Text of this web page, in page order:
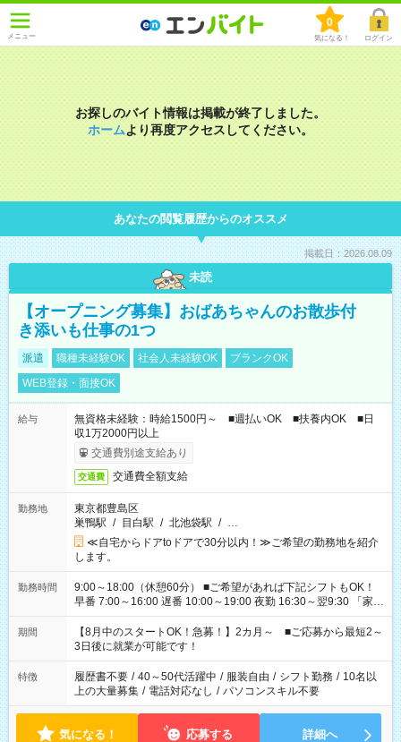
メニュー
0
気になる！ ログイン
お探しのバイト情報は掲載が終了しました。
ホームより再度アクセスしてください。
あなたの閲覧履歴からのオススメ
掲載日：2026.08.09
未読
【オープニング募集】おばあちゃんのお散歩付
き添いも仕事の1つ
派遣 職種未経験OK 社会人未経験OK
ブランクOK
WEB登録・面接OK
給与
無資格未経験：時給1500円～ ■週払いOK ■扶養内OK ■日
収1万2000円以上
交通費別途支給あり
交通費 交通費全額支給
勤務地
東京都豊島区
巣鴨駅 / 目白駅 / 北池袋駅 / …
≪自宅からドアtoドアで30分以内！≫ご希望の勤務地を紹介
します。
勤務時間
9:00～18:00（休憩60分） ■ご希望があれば下記シフトもOK！
早番 7:00～16:00 遅番 10:00～19:00 夜勤 16:30～翌9:30 「家族
と休みを合わせたい」 「余裕を持って夕飯の準備がしたい」
「できれば残業はしたくない」 など、ご希望を教えてください
ね。 ※Wワーク希望の方へ 今ご覧のお仕事で希望する勤務時間
と、もう1つのお仕事の勤務時間。 合計で週40時間を超える場
合は応募できません。
期間
【8月中のスタートOK！急募！】2カ月～ ■ご応募から最短2～
3日後に就業が可能です！
特徴 履歴書不要 / 40～50代活躍中 / 服装自由 / シフト勤務 / 10名以
上の大量募集 / 電話対応なし / パソコンスキル不要
気になる！ 応募する 詳細へ